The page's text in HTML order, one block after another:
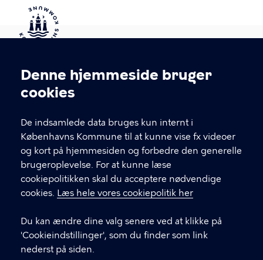
Cookieindstillinger
Denne hjemmeside bruger
cookies
De indsamlede data bruges kun internt i
Københavns Kommune til at kunne vise fx videoer
og kort på hjemmesiden og forbedre den generelle
brugeroplevelse. For at kunne læse
cookiepolitikken skal du acceptere nødvendige
cookies. Læs hele vores cookiepolitik her
Du kan ændre dine valg senere ved at klikke på
'Cookieindstillinger', som du finder som link
nederst på siden.
Kontakt Københavns Kommune
T
fFind andre kontakter her
CVR-nummer64942212
GENVEJE
Digital Post
Databeskyttelse